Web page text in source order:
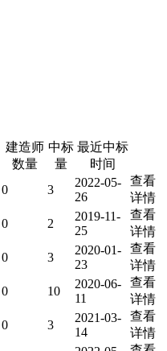
建造师
数量
中标
量
最近中标
时间
0 3
2022-05-
26
查看
详情
0 2
2019-11-
25
查看
详情
0 3
2020-01-
23
查看
详情
0 10
2020-06-
11
查看
详情
0 3
2021-03-
14
查看
详情